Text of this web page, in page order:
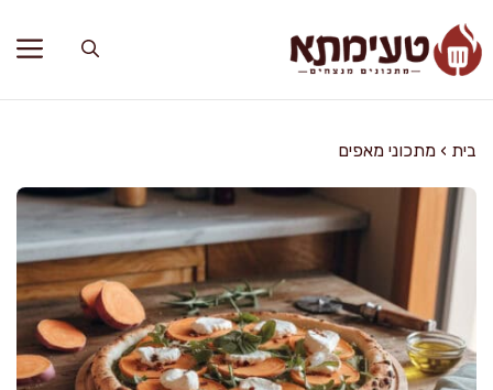
לתוכן
בית › מתכוני מאפים